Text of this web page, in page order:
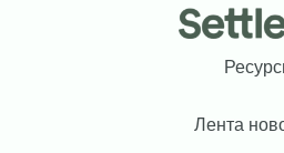
Лента